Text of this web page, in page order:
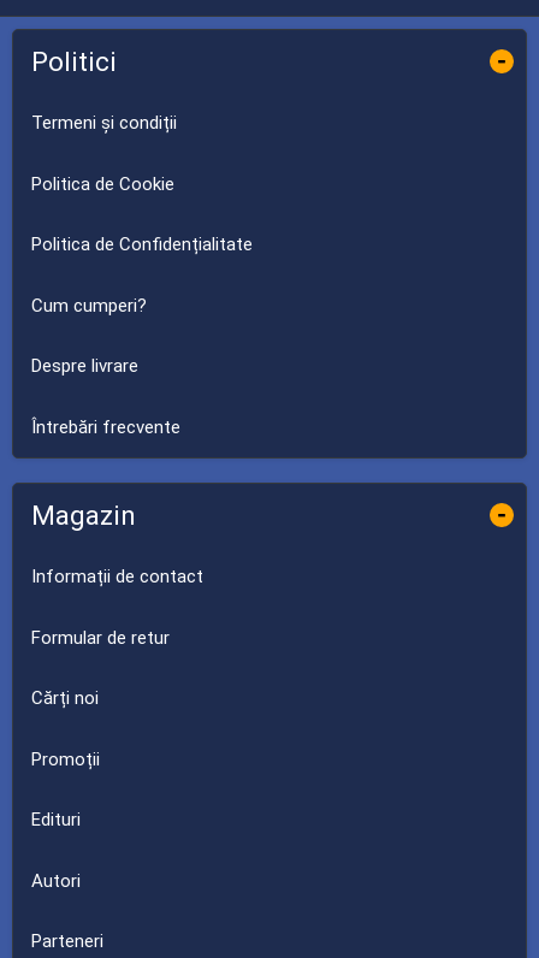
Politici -
Termeni și condiții
Politica de Cookie
Politica de Confidențialitate
Cum cumperi?
Despre livrare
Întrebări frecvente
Magazin -
Informații de contact
Formular de retur
Cărți noi
Promoții
Edituri
Autori
Parteneri